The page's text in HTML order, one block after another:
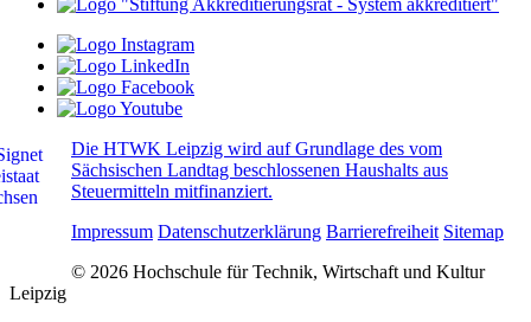
Die HTWK Leipzig wird auf Grundlage des vom
Sächsischen Landtag beschlossenen Haushalts aus
Steuermitteln mitfinanziert.
Impressum Datenschutzerklärung Barrierefreiheit Sitemap
© 2026 Hochschule für Technik, Wirtschaft und Kultur
Leipzig